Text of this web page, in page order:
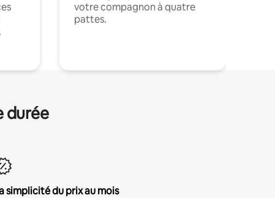
votre compagnon à quatre
pattes.
durée
simplicité du prix au mois